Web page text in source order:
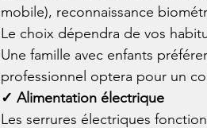
mobile), reconnaissance
Le choix dépendra de vos
Une famille avec enfants
professionnel optera pour un
✓ Alimentation électrique
Les serrures électriques